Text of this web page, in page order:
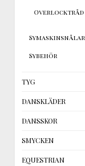
Overlocktråd
Symaskinsnålar
Sybehör
TYG
DANSKLÄDER
DANSSKOR
SMYCKEN
EQUESTRIAN